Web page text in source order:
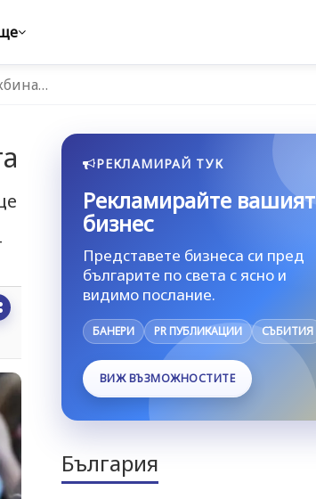
РЕКЛАМИРАЙ ТУК
Рекламирайте вашият
бизнес
Представете бизнеса си пред
българите по света с ясно и
видимо послание.
БАНЕРИ PR ПУБЛИКАЦИИ СЪБИТИЯ
ВИЖ ВЪЗМОЖНОСТИТЕ
България